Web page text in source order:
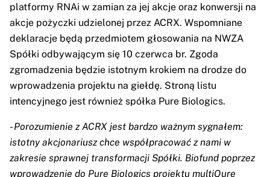
platformy RNAi w zamian za jej akcje oraz konwersji na
akcje pożyczki udzielonej przez ACRX. Wspomniane
deklaracje będą przedmiotem głosowania na NWZA
Spółki odbywającym się 10 czerwca br. Zgoda
zgromadzenia będzie istotnym krokiem na drodze do
wprowadzenia projektu na giełdę. Stroną listu
intencyjnego jest również spółka Pure Biologics.
-Porozumienie z ACRX jest bardzo ważnym sygnałem:
istotny akcjonariusz chce współpracować z nami w
zakresie sprawnej transformacji Spółki. Biofund poprzez
wprowadzenie do Pure Biologics projektu multiQure